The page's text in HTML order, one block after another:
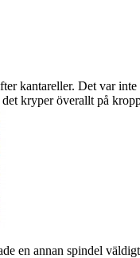
kantareller. Det var
kryper överallt på
en annan spindel